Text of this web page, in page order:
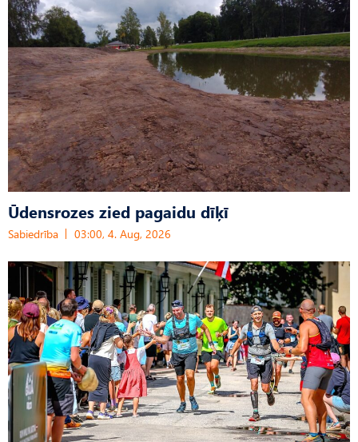
Ūdensrozes zied pagaidu dīķī
Sabiedrība 03:00, 4. Aug, 2026